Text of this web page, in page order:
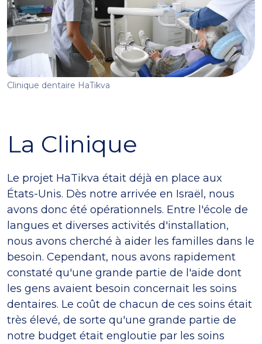
Clinique dentaire HaTikva
La Clinique
Le projet HaTikva était déjà en place aux
États-Unis. Dès notre arrivée en Israël, nous
avons donc été opérationnels. Entre l'école de
langues et diverses activités d'installation,
nous avons cherché à aider les familles dans le
besoin. Cependant, nous avons rapidement
constaté qu'une grande partie de l'aide dont
les gens avaient besoin concernait les soins
dentaires. Le coût de chacun de ces soins était
très élevé, de sorte qu'une grande partie de
notre budget était engloutie par les soins